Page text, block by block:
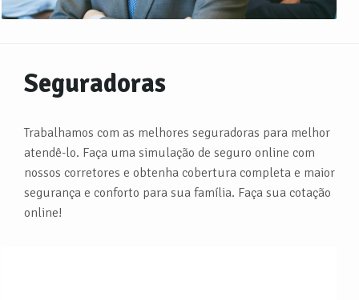
Seguradoras
Trabalhamos com as melhores seguradoras para melhor
atendê-lo. Faça uma simulação de seguro online com
nossos corretores e obtenha cobertura completa e maior
segurança e conforto para sua família. Faça sua cotação
online!